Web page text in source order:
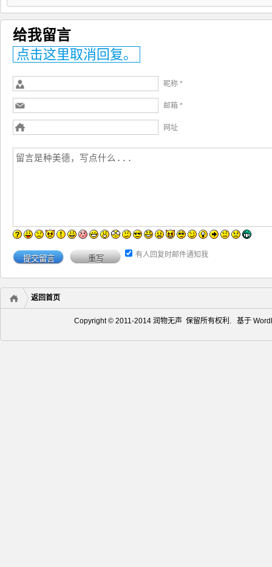
给我留言
点击这里取消回复。
昵称 *
邮箱 *
网址
有人回复时邮件通知我
返回首页
Copyright © 2011-2014 润物无声 保留所有权利. 基于